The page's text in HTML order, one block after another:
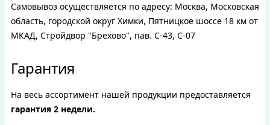
Самовывоз осуществляется по адресу: Москва, Московская
область, городской округ Химки, Пятницкое шоссе 18 км от
МКАД, Стройдвор "Брехово", пав. С-43, С-07
Гарантия
На весь ассортимент нашей продукции предоставляется
гарантия 2 недели.